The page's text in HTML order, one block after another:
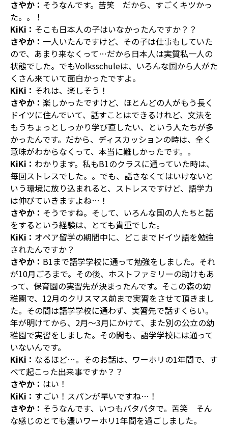
さやか： そうなんです。苦笑 だから、すごくキツかっ
た。。！
KiKi： そこも日本人の子はいなかったんですか？？
さやか： 一人いたんですけど、その子は仕事もしていた
ので、あまり来なくって…だから日本人は実質私一人の
状態でした。でもVolksschuleは、いろんな国から人がた
くさん来ていて面白かったですよ。
KiKi： それは、楽しそう！
さやか： 楽しかったですけど、ほとんどの人がもう長く
ドイツに住んでいて、話すことはできるけれど、文法を
もうちょっとしっかり学び直したい、という人たちが多
かったんです。だから、ディスカッションの時は、全く
意味がわからなくって、本当に難しかったです。。
KiKi： わかります。私もB1のクラスに通っていた時は、
毎回ストレスでした。。でも、話さなくてはいけないと
いう環境に放り込まれると、ストレスですけど、語学力
は伸びていきますよね…！
さやか： そうですね。そして、いろんな国の人たちと話
をするという経験は、とても貴重でした。
KiKi： オペア留学の期間中に、どこまでドイツ語を勉強
されたんですか？
さやか： B1まで語学学校に通って勉強をしました。それ
が10月ごろまで。その後、ホストファミリーの助けもあ
って、保育園の実習先が決まったんです。そこの森の幼
稚園で、12月のクリスマス前まで実習をさせて頂きまし
た。その間は語学学校に通わず、実習先で話すくらい。
年が明けてから、2月〜3月にかけて、また別の公立の幼
稚園で実習をしました。その間も、語学学校には通って
いないんです。
KiKi： なるほど…。そのお話は、ワーホリの1年間で、す
べて起こった出来事ですか？？
さやか： はい！
KiKi： すごい！スパンが早いですね…！
さやか： そうなんです、いつもバタバタで。苦笑 そん
な感じのとても濃いワーホリ1年間を過ごしました。